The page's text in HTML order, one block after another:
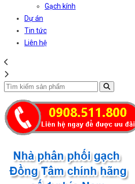
Gạch kính
Dự án
Tin tức
Liên hệ